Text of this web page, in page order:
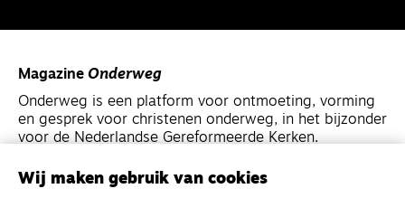
Magazine Onderweg
Onderweg is een platform voor ontmoeting, vorming
en gesprek voor christenen onderweg, in het bijzonder
voor de Nederlandse Gereformeerde Kerken.
MagazineOnderweg
Wij maken gebruik van cookies